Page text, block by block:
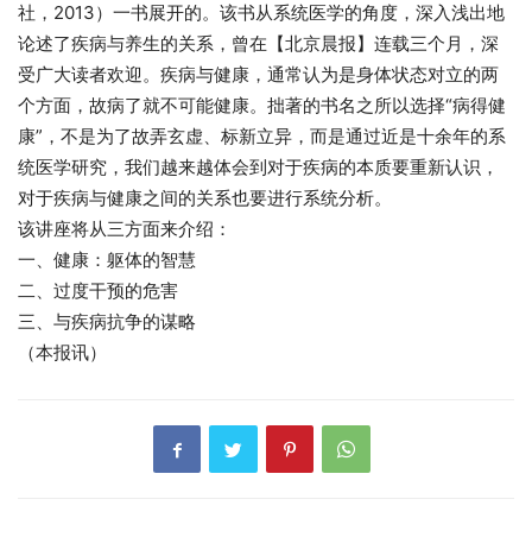
社，2013）一书展开的。该书从系统医学的角度，深入浅出地
论述了疾病与养生的关系，曾在【北京晨报】连载三个月，深
受广大读者欢迎。疾病与健康，通常认为是身体状态对立的两
个方面，故病了就不可能健康。拙著的书名之所以选择“病得健
康”，不是为了故弄玄虚、标新立异，而是通过近是十余年的系
统医学研究，我们越来越体会到对于疾病的本质要重新认识，
对于疾病与健康之间的关系也要进行系统分析。
该讲座将从三方面来介绍：
一、健康：躯体的智慧
二、过度干预的危害
三、与疾病抗争的谋略
（本报讯）